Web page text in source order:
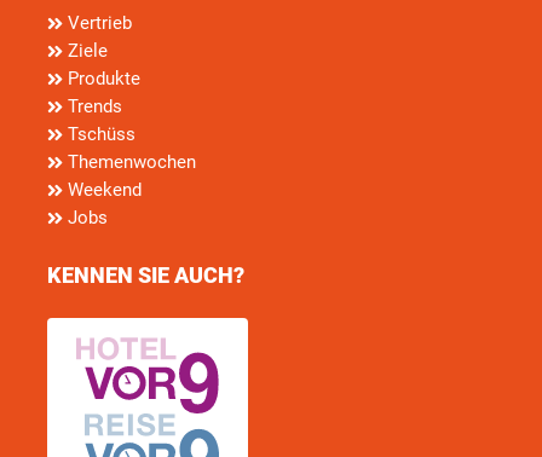
Vertrieb
Ziele
Produkte
Trends
Tschüss
Themenwochen
Weekend
Jobs
KENNEN SIE AUCH?